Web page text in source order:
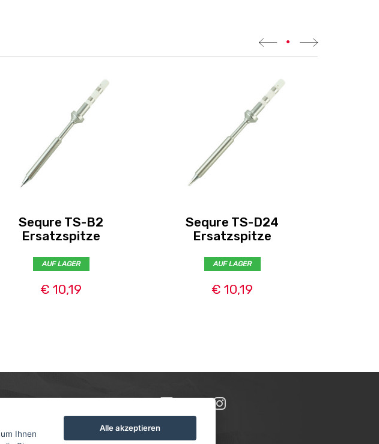
•
Sequre TS-B2
Ersatzspitze
AUF LAGER
€ 10,19
Sequre TS-D24
Ersatzspitze
AUF LAGER
€ 10,19
ROTORAMA S.R.O.
Ihnen
Alle akzeptieren